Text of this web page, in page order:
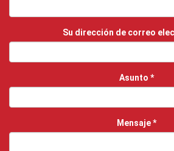
Su dirección de correo
Asunto *
Mensaje*